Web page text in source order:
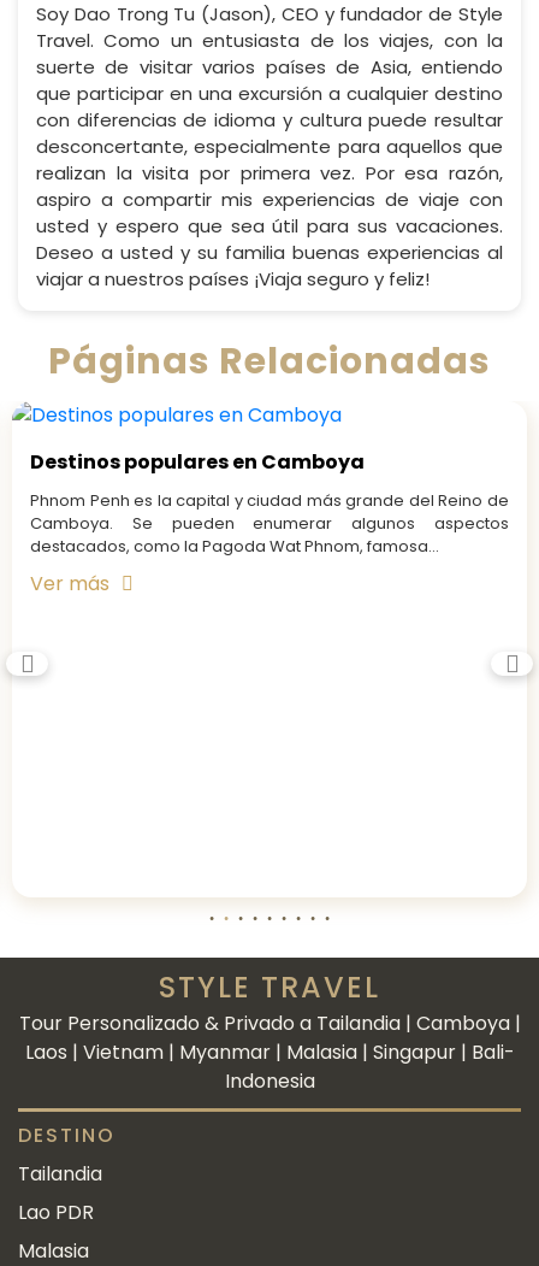
Soy Dao Trong Tu (Jason), CEO y fundador de Style
Travel. Como un entusiasta de los viajes, con la
suerte de visitar varios países de Asia, entiendo
que participar en una excursión a cualquier destino
con diferencias de idioma y cultura puede resultar
desconcertante, especialmente para aquellos que
realizan la visita por primera vez. Por esa razón,
aspiro a compartir mis experiencias de viaje con
usted y espero que sea útil para sus vacaciones.
Deseo a usted y su familia buenas experiencias al
viajar a nuestros países ¡Viaja seguro y feliz!
Páginas Relacionadas
Destinos populares en Camboya
Phnom Penh es la capital y ciudad más grande del Reino de
Camboya. Se pueden enumerar algunos aspectos
destacados, como la Pagoda Wat Phnom, famosa...
Ver más
STYLE TRAVEL
Tour Personalizado & Privado a Tailandia | Camboya |
Laos | Vietnam | Myanmar | Malasia | Singapur | Bali-
Indonesia
DESTINO
Tailandia
Lao PDR
Malasia